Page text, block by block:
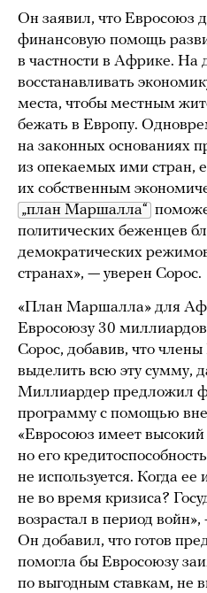
Он заявил, что Евросоюз
финансовую помощь
в частности в Африке. На
восстанавливать
места, чтобы местным
бежать в Европу.
на законных основаниях
из опекаемых ими стран,
их собственным
„план Маршалла“
политических беженцев
демократических
странах», — уверен Сорос.
«План Маршалла» для
Евросоюзу 30 миллиардов
Сорос, добавив, что
выделить всю эту сумму,
Миллиардер предложил
программу с помощью
«Евросоюз имеет
но его
не используется. Когда ее
не во время кризиса?
возрастал в период
Он добавил, что готов
помогла бы Евросоюзу
по выгодным ставкам, не